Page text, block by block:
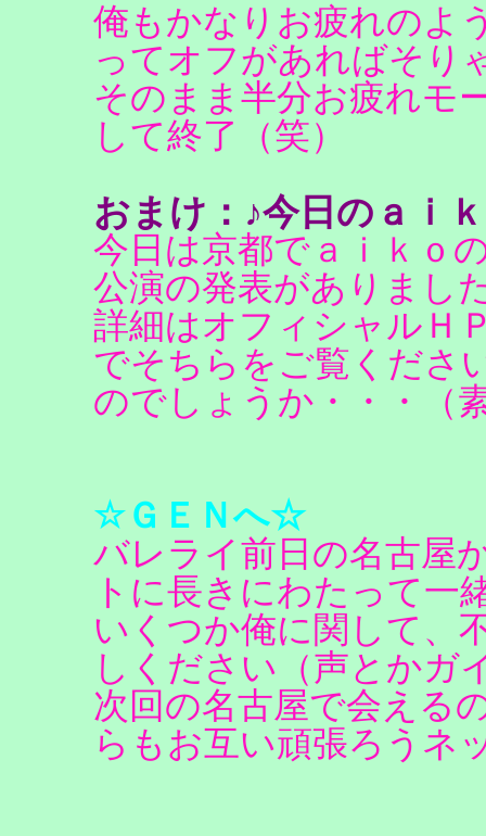
俺もかなりお疲れのよ
ってオフがあればそり
そのまま半分お疲れモ
して終了（笑）
おまけ：♪今日のａｉ
今日は京都でａｉｋｏ
公演の発表がありまし
詳細はオフィシャルＨ
でそちらをご覧くださ
のでしょうか・・・（
☆ＧＥＮへ☆
バレライ前日の名古屋
トに長きにわたって一
いくつか俺に関して、
しください（声とかガ
次回の名古屋で会える
らもお互い頑張ろうネ